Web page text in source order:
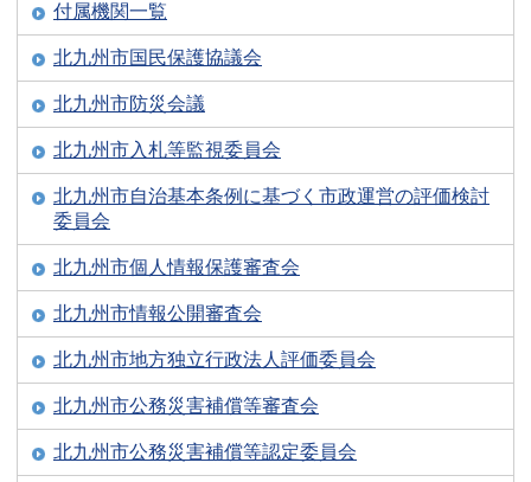
付属機関一覧
北九州市国民保護協議会
北九州市防災会議
北九州市入札等監視委員会
北九州市自治基本条例に基づく市政運営の評価検討
委員会
北九州市個人情報保護審査会
北九州市情報公開審査会
北九州市地方独立行政法人評価委員会
北九州市公務災害補償等審査会
北九州市公務災害補償等認定委員会